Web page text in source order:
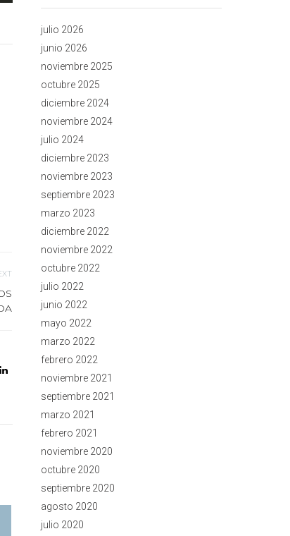
julio 2026
junio 2026
noviembre 2025
octubre 2025
diciembre 2024
noviembre 2024
julio 2024
diciembre 2023
noviembre 2023
septiembre 2023
marzo 2023
diciembre 2022
noviembre 2022
octubre 2022
julio 2022
junio 2022
mayo 2022
marzo 2022
febrero 2022
noviembre 2021
septiembre 2021
marzo 2021
febrero 2021
noviembre 2020
octubre 2020
septiembre 2020
agosto 2020
julio 2020